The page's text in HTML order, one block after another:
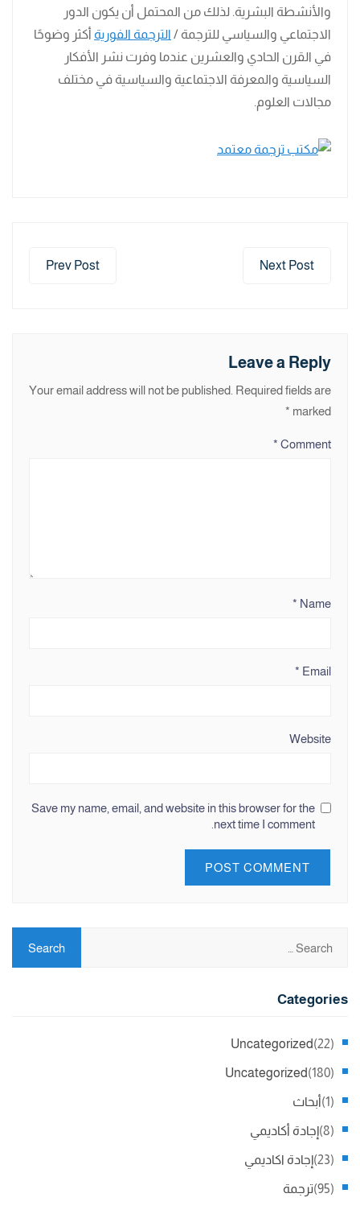
والأنشطة البشرية. لذلك من المحتمل أن يكون الدور
الاجتماعي والسياسي للترجمة / الترجمة الفورية أكثر وضوحًا
في القرن الحادي والعشرين عندما وفرت نشر الأفكار
السياسية والمعرفة الاجتماعية والسياسية في مختلف
مجالات العلوم.
Prev Post Next Post
Leave a Reply
Your email address will not be published. Required fields are
marked
*
Comment
*
Name
*
Email
*
Website
Save my name, email, and website in this browser for the
next time I comment.
Categories
Uncategorized (22)
Uncategorized (180)
أبحاث (1)
إجادة أكاديمي (8)
إجادة اكاديمي (23)
ترجمة (95)